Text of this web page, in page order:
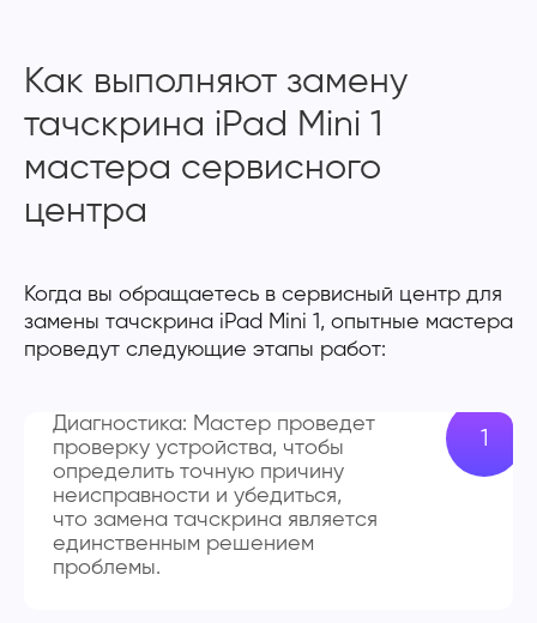
Как выполняют замену
тачскрина iPad Mini 1
мастера сервисного
центра
Когда вы обращаетесь в сервисный центр для
замены тачскрина iPad Mini 1, опытные мастера
проведут следующие этапы работ:
Диагностика: Мастер проведет
проверку устройства, чтобы
определить точную причину
неисправности и убедиться,
что замена тачскрина является
единственным решением
проблемы.